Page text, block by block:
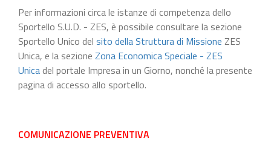
Per informazioni circa le istanze di competenza dello
Sportello S.U.D. - ZES, è possibile consultare la sezione
Sportello Unico del sito della Struttura di Missione ZES
Unica, e la sezione Zona Economica Speciale - ZES
Unicadel portale Impresa in un Giorno, nonché la presente
pagina di accesso allo sportello.
COMUNICAZIONE PREVENTIVA